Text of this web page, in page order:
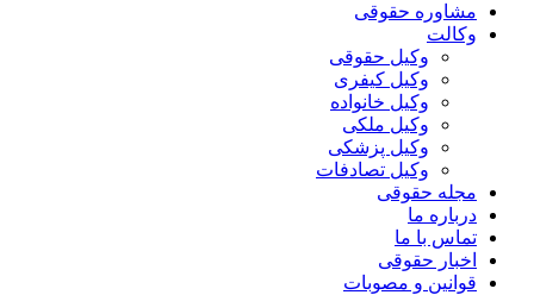
مشاوره حقوقی
وکالت
وکیل حقوقی
وکیل کیفری
وکیل خانواده
وکیل ملکی
وکیل پزشکی
وکیل تصادفات
مجله حقوقی
درباره ما
تماس با ما
اخبار حقوقی
قوانین و مصوبات